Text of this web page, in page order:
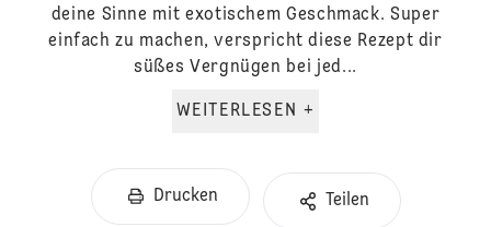
deine Sinne mit exotischem Geschmack. Super
einfach zu machen, verspricht diese Rezept dir
süßes Vergnügen bei jed...
WEITERLESEN +
Drucken Teilen